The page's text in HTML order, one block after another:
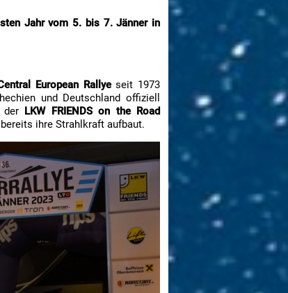
Jahr vom 5. bis 7. Jänner in
European Rallyeseit 1973
und Deutschland offiziell
der LKW FRIENDS on the Road
ihre Strahlkraft aufbaut.